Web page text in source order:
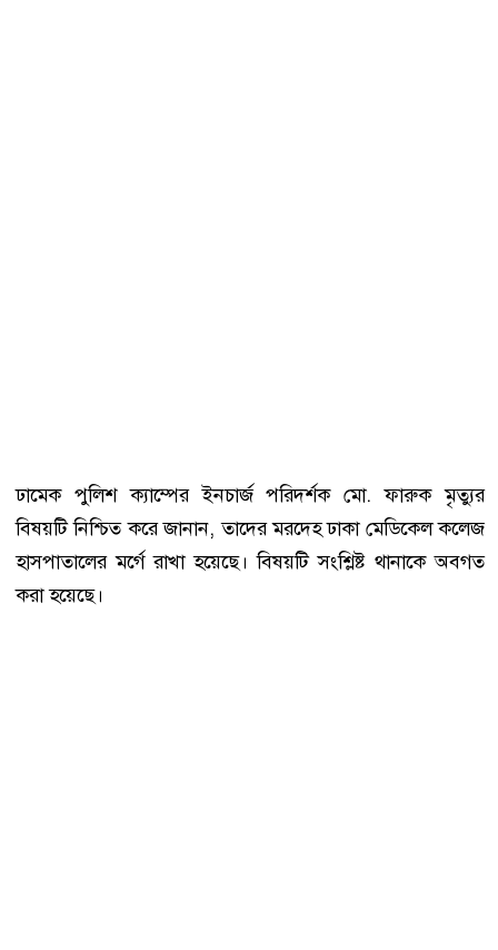
ঢামেক পুলিশ ক্যাম্পের ইনচার্জ পরিদর্শক মো. ফারুক মৃত্যুর
বিষয়টি নিশ্চিত করে জানান, তাদের মরদেহ ঢাকা মেডিকেল কলেজ
হাসপাতালের মর্গে রাখা হয়েছে। বিষয়টি সংশ্লিষ্ট থানাকে অবগত
করা হয়েছে।